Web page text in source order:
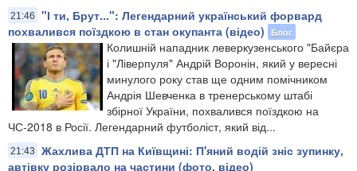
21:46
"І ти, Брут...": Легендарний український форвард
похвалився поїздкою в стан окупанта (відео)
Блог
Колишній нападник леверкузенського "Байєра
і "Ліверпуля" Андрій Воронін, який у вересні
минулого року став ще одним помічником
Андрія Шевченка в тренерському штабі
збірної України, похвалився поїздкою на
ЧС-2018 в Росії. Легендарний футболіст, який від...
21:43
Жахлива ДТП на Київщині: П'яний водій зніс зупинку,
автівку розірвало на частини (фото, відео)